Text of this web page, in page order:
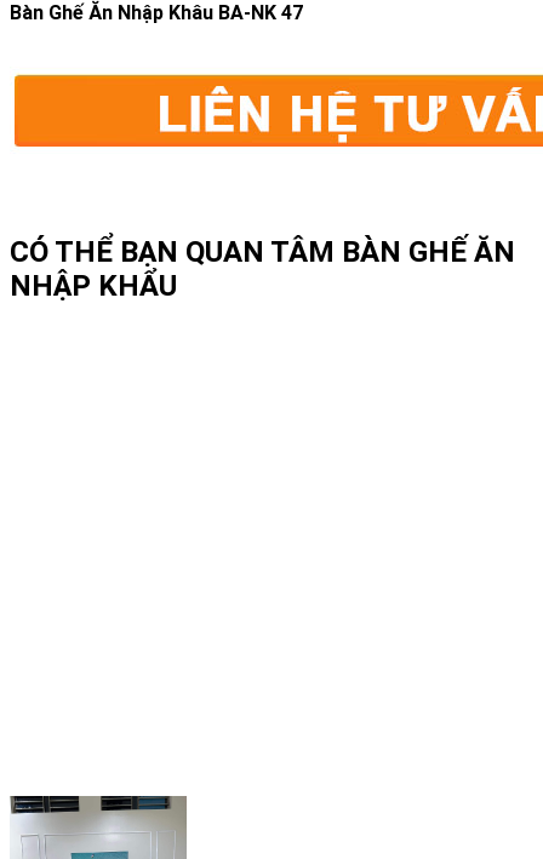
Bàn Ghế Ăn Nhập Khâu BA-NK 47
CÓ THỂ BẠN QUAN TÂM BÀN GHẾ ĂN
NHẬP KHẨU